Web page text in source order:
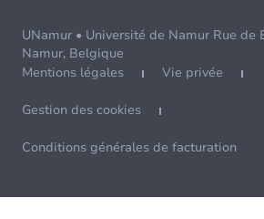
UNamur • Université de Namur Rue de
Namur, Belgique
Mentions légales
Vie privée
Gestion des cookies
Conditions générales de facturation